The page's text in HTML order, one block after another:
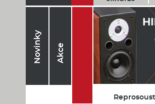
Novinky Akce